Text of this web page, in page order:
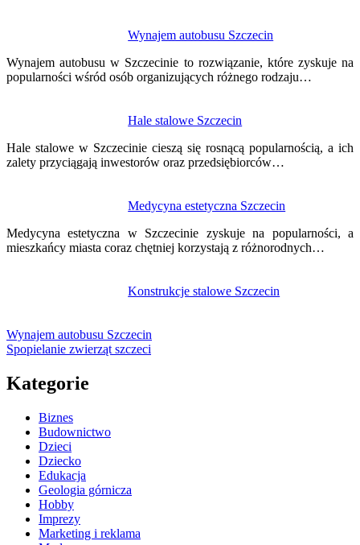
Wynajem autobusu Szczecin
Wynajem autobusu w Szczecinie to rozwiązanie, które zyskuje na
popularności wśród osób organizujących różnego rodzaju…
Hale stalowe Szczecin
Hale stalowe w Szczecinie cieszą się rosnącą popularnością, a ich
zalety przyciągają inwestorów oraz przedsiębiorców…
Medycyna estetyczna Szczecin
Medycyna estetyczna w Szczecinie zyskuje na popularności, a
mieszkańcy miasta coraz chętniej korzystają z różnorodnych…
Konstrukcje stalowe Szczecin
Wynajem autobusu Szczecin
Spopielanie zwierząt szczeci
Kategorie
Biznes
Budownictwo
Dzieci
Dziecko
Edukacja
Geologia górnicza
Hobby
Imprezy
Marketing i reklama